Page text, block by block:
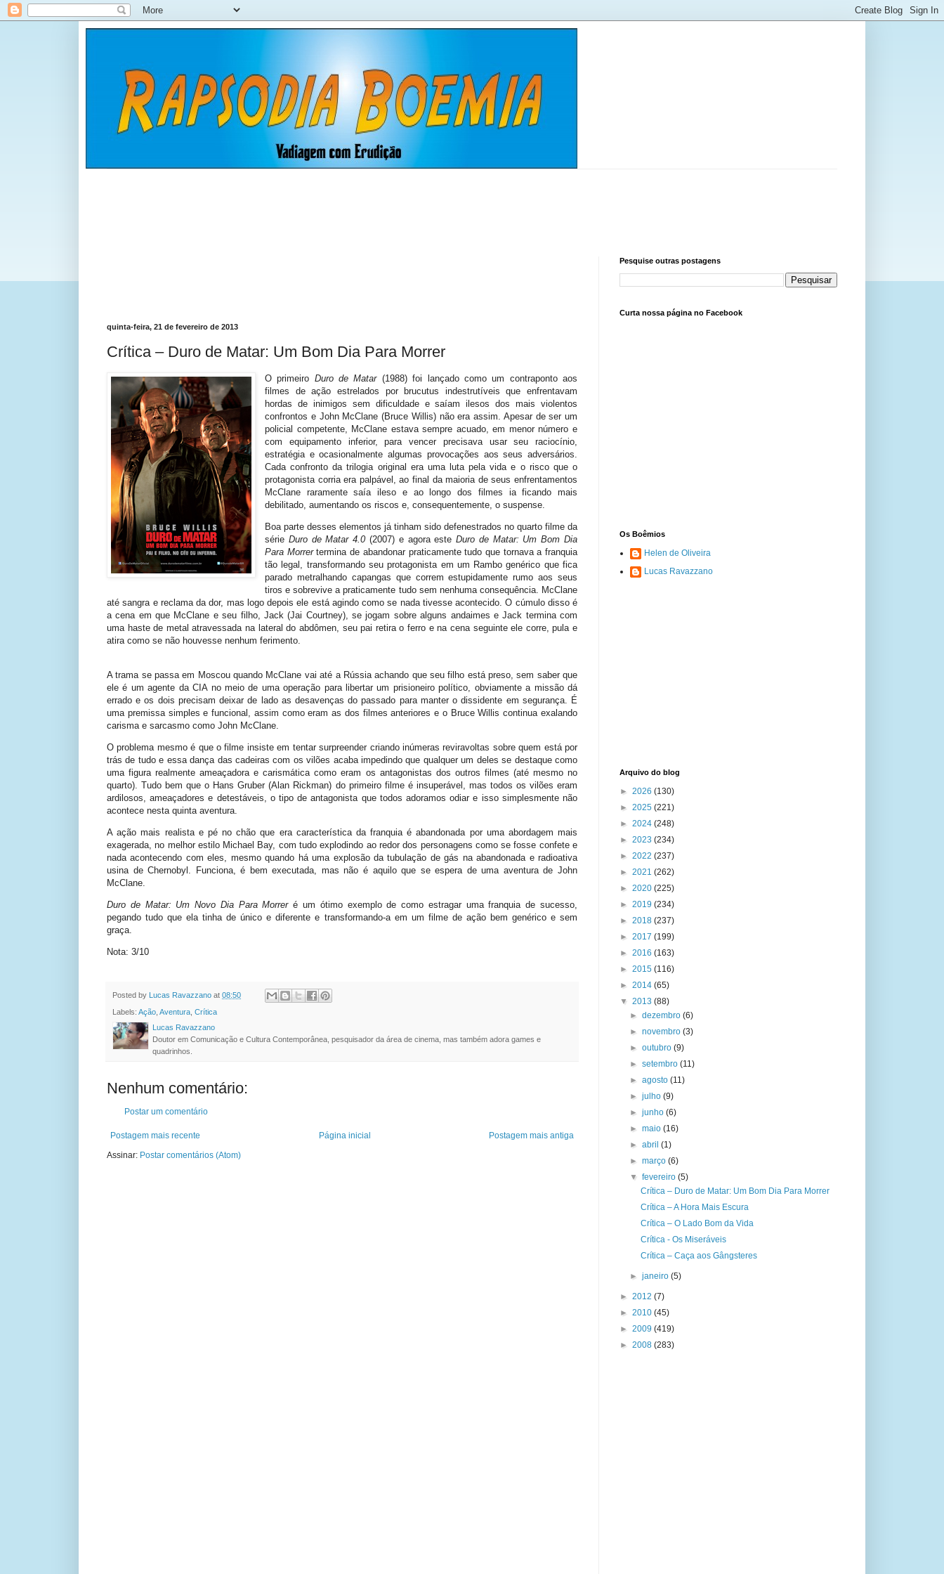
quinta-feira, 21 de fevereiro de 2013
Crítica – Duro de Matar: Um Bom Dia Para Morrer
O primeiro Duro de Matar(1988) foi lançado como um contraponto aos
filmes de ação estrelados por brucutus indestrutíveis que enfrentavam
hordas de inimigos sem dificuldade e saíam ilesos dos mais violentos
confrontos e John McClane (Bruce Willis) não era assim. Apesar de ser um
policial competente, McClane estava sempre acuado, em menor número e
com equipamento inferior, para vencer precisava usar seu raciocínio,
estratégia e ocasionalmente algumas provocações aos seus adversários.
Cada confronto da trilogia original era uma luta pela vida e o risco que o
protagonista corria era palpável, ao final da maioria de seus enfrentamentos
McClane raramente saía ileso e ao longo dos filmes ia ficando mais
debilitado, aumentando os riscos e, consequentemente, o suspense.
Boa parte desses elementos já tinham sido defenestrados no quarto filme da
série Duro de Matar 4.0 (2007) e agora esteDuro de Matar: Um Bom Dia
Para Morrertermina de abandonar praticamente tudo que tornava a franquia
tão legal, transformando seu protagonista em um Rambo genérico que fica
parado metralhando capangas que correm estupidamente rumo aos seus
tiros e sobrevive a praticamente tudo sem nenhuma consequência. McClane
até sangra e reclama da dor, mas logo depois ele está agindo como se nada tivesse acontecido. O cúmulo disso é
a cena em que McClane e seu filho, Jack (Jai Courtney), se jogam sobre alguns andaimes e Jack termina com
uma haste de metal atravessada na lateral do abdômen, seu pai retira o ferro e na cena seguinte ele corre, pula e
atira como se não houvesse nenhum ferimento.
A trama se passa em Moscou quando McClane vai até a Rússia achando que seu filho está preso, sem saber que
ele é um agente da CIA no meio de uma operação para libertar um prisioneiro político, obviamente a missão dá
errado e os dois precisam deixar de lado as desavenças do passado para manter o dissidente em segurança. É
uma premissa simples e funcional, assim como eram as dos filmes anteriores e o Bruce Willis continua exalando
carisma e sarcasmo como John McClane.
O problema mesmo é que o filme insiste em tentar surpreender criando inúmeras reviravoltas sobre quem está por
trás de tudo e essa dança das cadeiras com os vilões acaba impedindo que qualquer um deles se destaque como
uma figura realmente ameaçadora e carismática como eram os antagonistas dos outros filmes (até mesmo no
quarto). Tudo bem que o Hans Gruber (Alan Rickman) do primeiro filme é insuperável, mas todos os vilões eram
ardilosos, ameaçadores e detestáveis, o tipo de antagonista que todos adoramos odiar e isso simplesmente não
acontece nesta quinta aventura.
A ação mais realista e pé no chão que era característica da franquia é abandonada por uma abordagem mais
exagerada, no melhor estilo Michael Bay, com tudo explodindo ao redor dos personagens como se fosse confete e
nada acontecendo com eles, mesmo quando há uma explosão da tubulação de gás na abandonada e radioativa
usina de Chernobyl. Funciona, é bem executada, mas não é aquilo que se espera de uma aventura de John
McClane.
Duro de Matar: Um Novo Dia Para Morreré um ótimo exemplo de como estragar uma franquia de sucesso,
pegando tudo que ela tinha de único e diferente e transformando-a em um filme de ação bem genérico e sem
graça.
Nota: 3/10
Posted by Lucas Ravazzano at 08:50
Labels: Ação Aventura Crítica
Lucas Ravazzano
Doutor em Comunicação e Cultura Contemporânea, pesquisador da área de cinema, mas também adora games e
quadrinhos.
Nenhum comentário:
Postar um comentário
Postagem mais recente Postagem mais antiga
Página inicial
Assinar: Postar comentários (Atom)
Pesquise outras postagens
Curta nossa página no Facebook
Os Boêmios
Helen de Oliveira
Lucas Ravazzano
Arquivo do blog
► 2026 (130)
► 2025 (221)
► 2024 (248)
► 2023 (234)
► 2022 (237)
► 2021 (262)
► 2020 (225)
► 2019 (234)
► 2018 (237)
► 2017 (199)
► 2016 (163)
► 2015 (116)
► 2014 (65)
▼ 2013 (88)
►dezembro(6)
►novembro(3)
►outubro(9)
►setembro(11)
►agosto(11)
►julho(9)
►junho(6)
►maio(16)
►abril(1)
►março(6)
▼fevereiro(5)
Crítica – Duro de Matar: Um Bom Dia Para Morrer
Crítica – A Hora Mais Escura
Crítica – O Lado Bom da Vida
Crítica - Os Miseráveis
Crítica – Caça aos Gângsteres
►janeiro(5)
► 2012 (7)
► 2010 (45)
► 2009 (419)
► 2008 (283)